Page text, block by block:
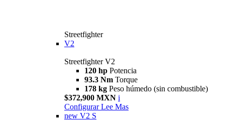
Streetfighter
V2
Streetfighter V2
120 hp Potencia
93.3 Nm Torque
178 kg Peso húmedo (sin combustible)
$372,900 MXN i
Configurar Lee Mas
new V2 S